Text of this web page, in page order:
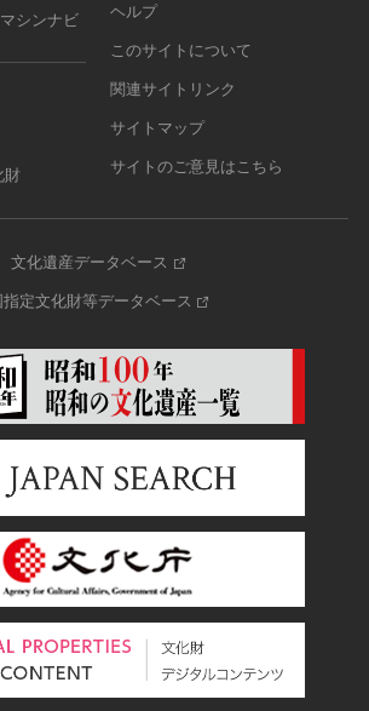
シンナビ
財
ヘルプ
このサイトについて
関連サイトリンク
サイトマップ
サイトのご意見はこちら
文化遺産データベース
指定文化財等データベース